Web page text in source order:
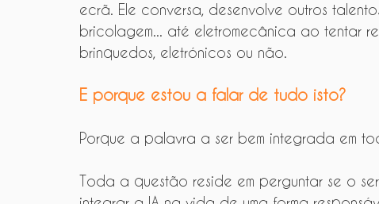
ecrã. Ele conversa, desenvolve outros
bricolagem... até eletromecânica ao tentar
brinquedos, eletrónicos ou não.
E porque estou a falar de tudo isto?
Porque a palavra a ser bem integrada em
Toda a questão reside em perguntar se o